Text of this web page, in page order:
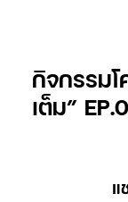
กิจกรรมโ
เต็ม”
แ